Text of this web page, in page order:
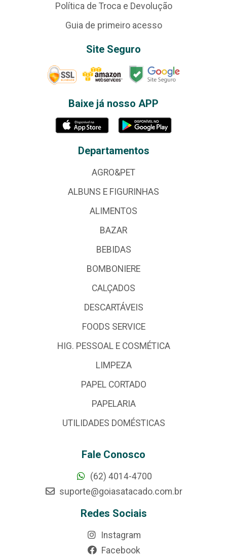
Política de Troca e Devolução
Guia de primeiro acesso
Site Seguro
Baixe já nosso APP
Departamentos
AGRO&PET
ALBUNS E FIGURINHAS
ALIMENTOS
BAZAR
BEBIDAS
BOMBONIERE
CALÇADOS
DESCARTÁVEIS
FOODS SERVICE
HIG. PESSOAL E COSMÉTICA
LIMPEZA
PAPEL CORTADO
PAPELARIA
UTILIDADES DOMÉSTICAS
Fale Conosco
(62) 4014-4700
suporte@goiasatacado.com.br
Redes Sociais
Instagram
Facebook